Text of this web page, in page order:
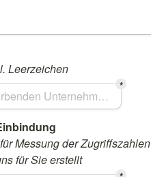
Leerzeichen
*
Messung der Zugriffszahlen
für Sie erstellt